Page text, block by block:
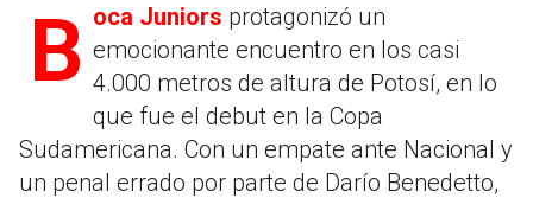
Boca Juniors protagonizó un
emocionante encuentro en los casi
4.000 metros de altura de Potosí, en lo
que fue el debut en la Copa
Sudamericana. Con un empate ante Nacional y
un penal errado por parte de Darío Benedetto,